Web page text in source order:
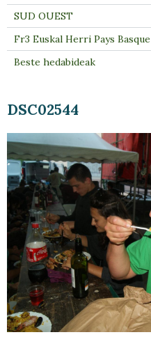
DSC02544
SUD OUEST
Fr3 Euskal Herri Pays Basque
Beste hedabideak